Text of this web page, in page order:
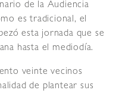
de la Audiencia
es tradicional, el
esta jornada que se
hasta el mediodía.
veinte vecinos
de plantear sus